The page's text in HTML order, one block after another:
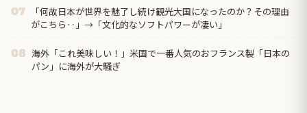
07
「何故日本が世界を魅了し続け観光大国になったのか？その理由
がこちら‥」→「文化的なソフトパワーが凄い」
08 海外「これ美味しい！」米国で一番人気のおフランス製「日本の
パン」に海外が大騒ぎ